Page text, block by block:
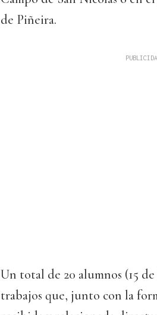
de Piñeira.
Un total de 20 alumnos (15
trabajos que, junto con la